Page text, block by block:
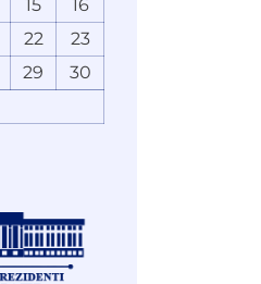
15
16
22
23
29
30